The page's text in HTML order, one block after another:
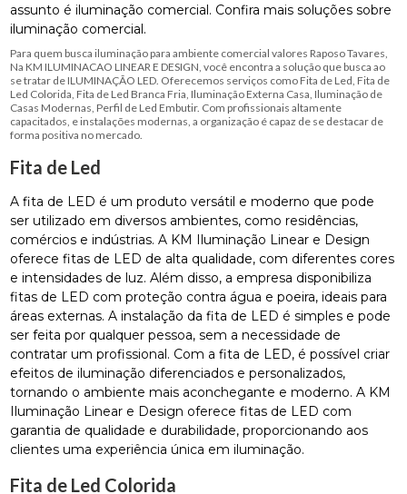
assunto é iluminação comercial. Confira mais soluções sobre
iluminação comercial.
Para quem busca iluminação para ambiente comercial valores Raposo Tavares,
Na KM ILUMINACAO LINEAR E DESIGN, você encontra a solução que busca ao
se tratar de ILUMINAÇÃO LED. Oferecemos serviços como Fita de Led, Fita de
Led Colorida, Fita de Led Branca Fria, Iluminação Externa Casa, Iluminação de
Casas Modernas, Perfil de Led Embutir. Com profissionais altamente
capacitados, e instalações modernas, a organização é capaz de se destacar de
forma positiva no mercado.
Fita de Led
A fita de LED é um produto versátil e moderno que pode
ser utilizado em diversos ambientes, como residências,
comércios e indústrias. A KM Iluminação Linear e Design
oferece fitas de LED de alta qualidade, com diferentes cores
e intensidades de luz. Além disso, a empresa disponibiliza
fitas de LED com proteção contra água e poeira, ideais para
áreas externas. A instalação da fita de LED é simples e pode
ser feita por qualquer pessoa, sem a necessidade de
contratar um profissional. Com a fita de LED, é possível criar
efeitos de iluminação diferenciados e personalizados,
tornando o ambiente mais aconchegante e moderno. A KM
Iluminação Linear e Design oferece fitas de LED com
garantia de qualidade e durabilidade, proporcionando aos
clientes uma experiência única em iluminação.
Fita de Led Colorida